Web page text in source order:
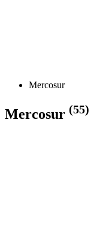
Mercosur
Mercosur (55)